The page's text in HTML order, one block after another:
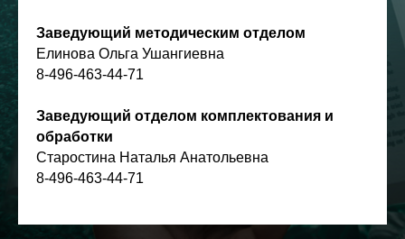
Заведующий методическим отделом
Елинова Ольга Ушангиевна
8-496-463-44-71
Заведующий отделом комплектования и
обработки
Старостина Наталья Анатольевна
8-496-463-44-71